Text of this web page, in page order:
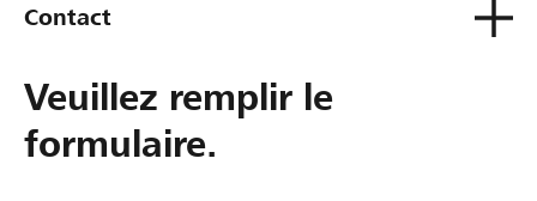
Contact
Veuillez remplir le
formulaire.